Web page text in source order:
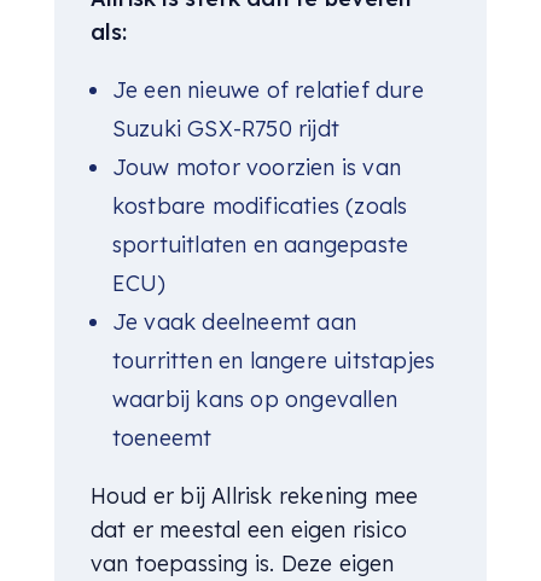
als:
Je een nieuwe of relatief dure
Suzuki GSX-R750 rijdt
Jouw motor voorzien is van
kostbare modificaties (zoals
sportuitlaten en aangepaste
ECU)
Je vaak deelneemt aan
tourritten en langere uitstapjes
waarbij kans op ongevallen
toeneemt
Houd er bij Allrisk rekening mee
dat er meestal een eigen risico
van toepassing is. Deze eigen